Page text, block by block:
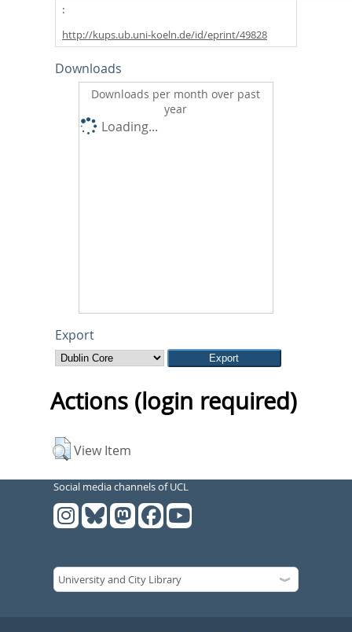
http://kups.ub.uni-koeln.de/id/eprint/49828
Downloads
Downloads per month over past
year
Loading...
Export
Actions (login required)
View Item
Social media channels of UCL